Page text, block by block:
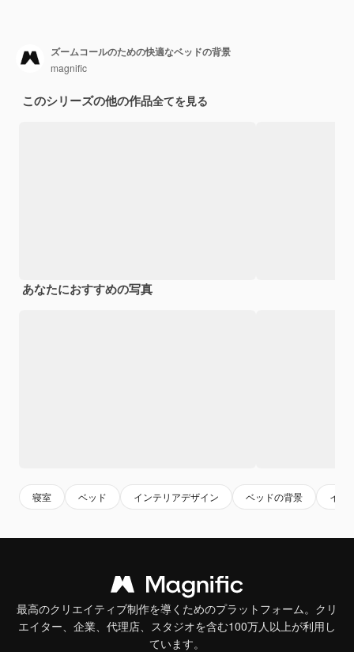
ズームコールのための快適なベッドの背景
magnific
このシリーズの他の作品全てを見る
あなたにおすすめの写真
寝室 ベッド インテリアデザイン ベッドの背景 イン
最高のクリエイティブ制作を導くためのプラットフォーム。クリ
エイター、企業、代理店、スタジオを含む100万人以上が利用し
ています。